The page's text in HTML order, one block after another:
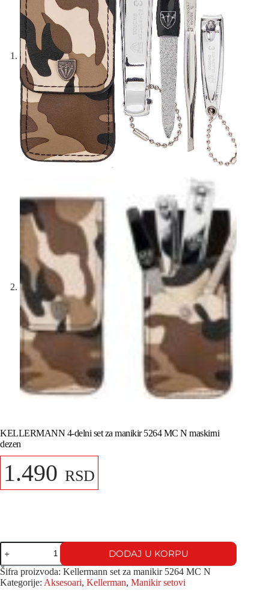
KELLERMANN 4-delni set za manikir 5264 MC N maskirni
dezen
1.490 RSD
DODAJ U KORPU
Šifra proizvoda: Kellermann set za manikir 5264 MC N
Kategorije: Aksesoari, Kellerman, Manikir setovi